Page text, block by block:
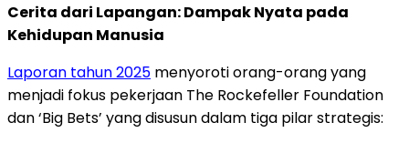
Cerita dari Lapangan: Dampak Nyata pada
Kehidupan Manusia
Laporan tahun 2025 menyoroti orang-orang yang
menjadi fokus pekerjaan The Rockefeller Foundation
dan ‘Big Bets’ yang disusun dalam tiga pilar strategis: